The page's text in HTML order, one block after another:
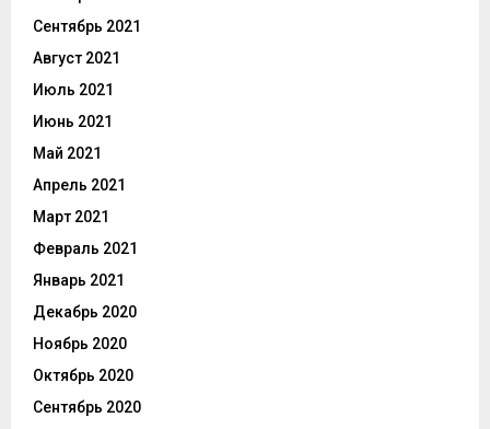
Сентябрь 2021
Август 2021
Июль 2021
Июнь 2021
Май 2021
Апрель 2021
Март 2021
Февраль 2021
Январь 2021
Декабрь 2020
Ноябрь 2020
Октябрь 2020
Сентябрь 2020